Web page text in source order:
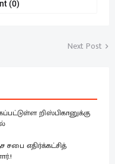
(0)
Next Post
றிஸ்பிகானுக்கு
எதிர்க்கட்சித்